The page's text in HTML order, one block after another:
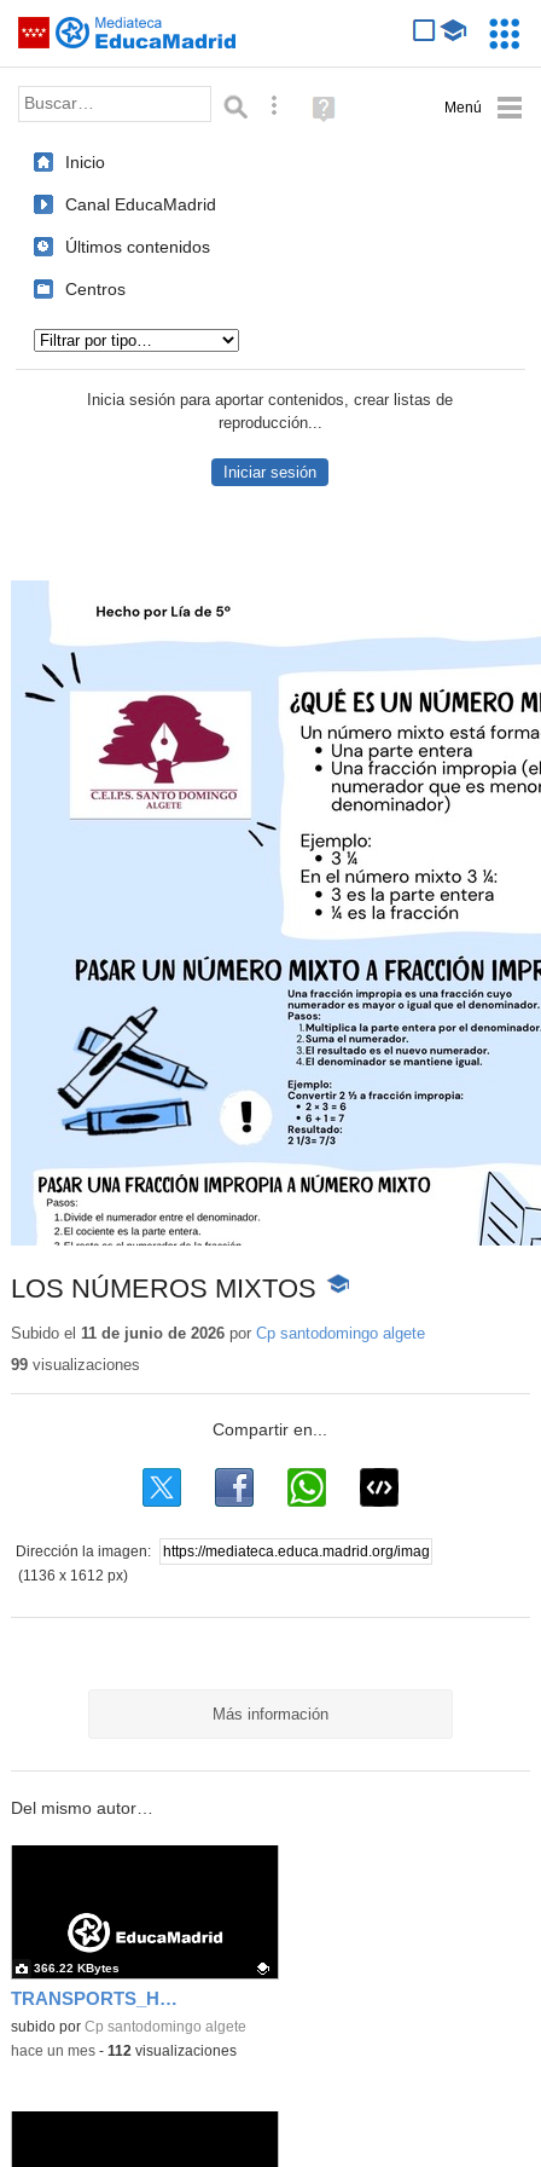
Saltar navegación
Palabra o frase: Búsqueda avanzada
Ayuda
(en
Inicio
Canal EducaMadrid
Últimos contenidos
Centros
Inicia sesión para aportar contenidos, crear listas de
reproducción...
Iniciar sesión
LOS NÚMEROS MIXTOS
-
educativo
Subido el 11 de junio de 2026por Cp santodomingo algete
99visualizaciones
Dirección la imagen:
(1136 x 1612 px)
Más información
Del mismo autor…
TRANSPORTS_HENRY FORD
Contenido educativo.
subido por Cp santodomingo algete
366.22 KBytes
-hace un mes- 112 visualizaciones